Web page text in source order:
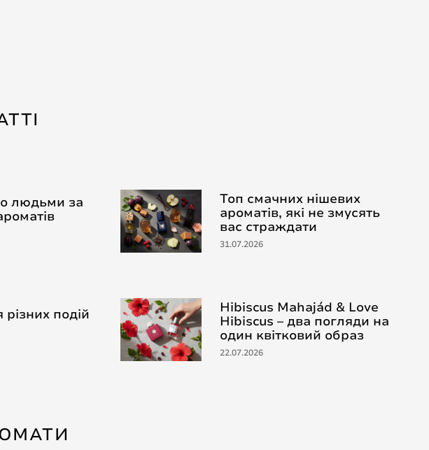
людьми за
Топ смачних нішевих
ароматів, які не змусять
вас страждати
31.07.2026
подій
Hibiscus Mahajád & Love
Hibiscus – два погляди на
один квітковий образ
22.07.2026